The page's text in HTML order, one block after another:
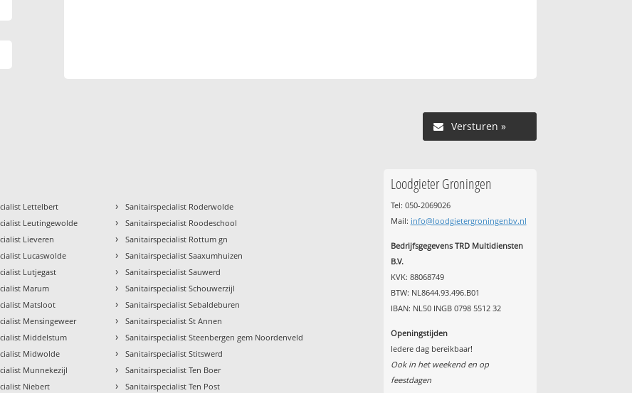
Versturen »
Lettelbert
Leutingewolde
Lieveren
Lucaswolde
Lutjegast
Marum
Matsloot
Mensingeweer
Middelstum
Midwolde
Munnekezijl
Niebert
› Sanitairspecialist Roderwolde
› Sanitairspecialist Roodeschool
› Sanitairspecialist Rottum gn
› Sanitairspecialist Saaxumhuizen
› Sanitairspecialist Sauwerd
› Sanitairspecialist Schouwerzijl
› Sanitairspecialist Sebaldeburen
› Sanitairspecialist St Annen
› Sanitairspecialist Steenbergen gem Noordenveld
› Sanitairspecialist Stitswerd
› Sanitairspecialist Ten Boer
› Sanitairspecialist Ten Post
Loodgieter Groningen
Tel: 050-2069026
Mail: info@loodgietergroningenbv.nl
Bedrijfsgegevens TRD Multidiensten
B.V.
KVK: 88068749
BTW: NL8644.93.496.B01
IBAN: NL50 INGB 0798 5512 32
Openingstijden
Iedere dag bereikbaar!
Ook in het weekend en op
feestdagen